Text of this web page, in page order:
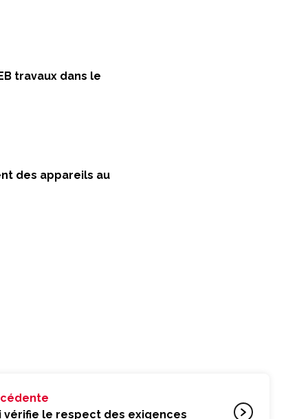
travaux dans le
des appareils au
vérifie le respect des exigences